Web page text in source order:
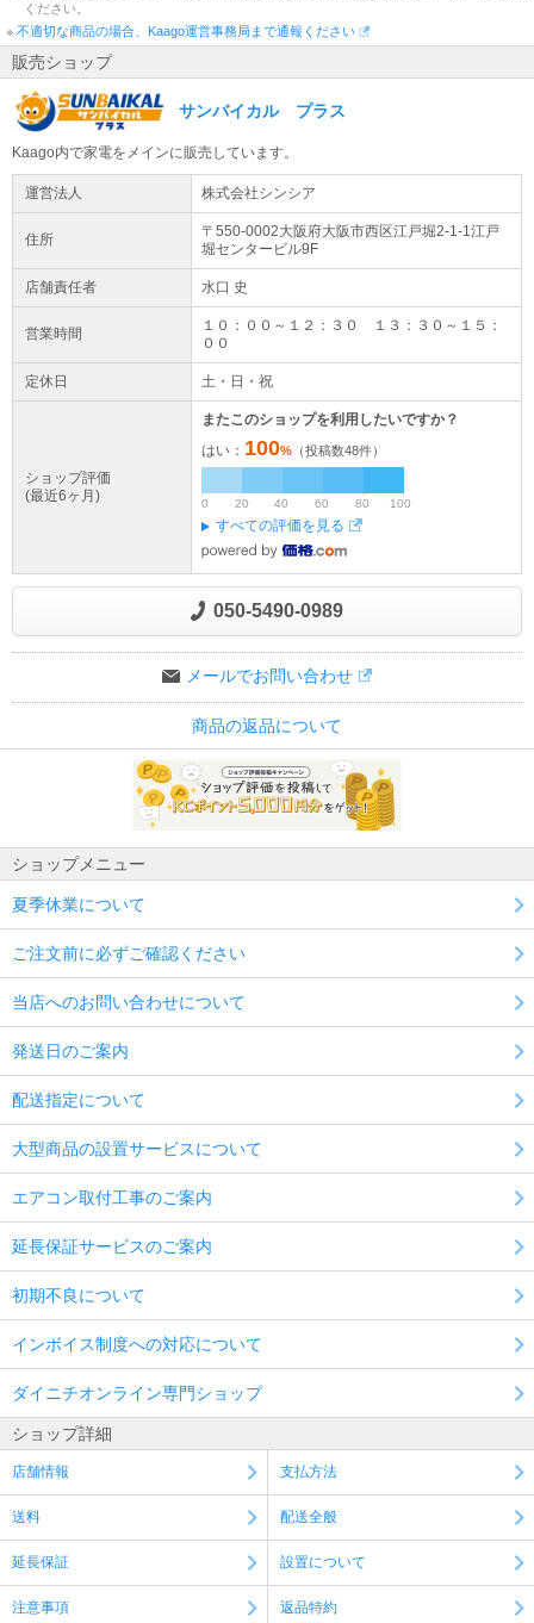
ください。
※ 不適切な商品の場合、Kaago運営事務局まで通報ください
販売ショップ
サンバイカル プラス
Kaago内で家電をメインに販売しています。
運営法人 株式会社シンシア
住所 〒550-0002大阪府大阪市西区江戸堀2-1-1江戸
堀センタービル9F
店舗責任者 水口 史
営業時間
１０：００～１２：３０ １３：３０～１５：
００
定休日 土・日・祝
ショップ評価
(最近6ヶ月)
またこのショップを利用したいですか？
はい： 100% （投稿数48件）
0 20 40 60 80 100
すべての評価を見る
050-5490-0989
メールでお問い合わせ
商品の返品について
ショップメニュー
夏季休業について
ご注文前に必ずご確認ください
当店へのお問い合わせについて
発送日のご案内
配送指定について
大型商品の設置サービスについて
エアコン取付工事のご案内
延長保証サービスのご案内
初期不良について
インボイス制度への対応について
ダイニチオンライン専門ショップ
ショップ詳細
店舗情報 支払方法
送料 配送全般
延長保証 設置について
注意事項 返品特約